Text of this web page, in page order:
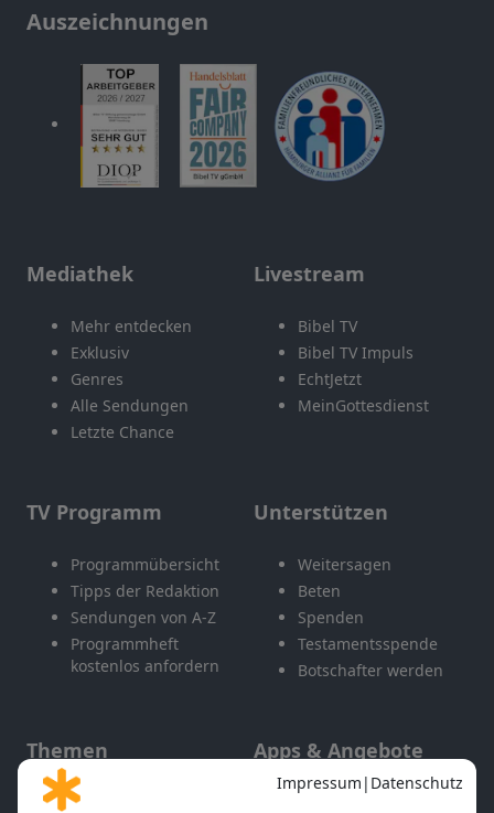
Auszeichnungen
Mediathek
Mehr entdecken
Exklusiv
Genres
Alle Sendungen
Letzte Chance
Livestream
Bibel TV
Bibel TV Impuls
EchtJetzt
MeinGottesdienst
TV Programm
Programmübersicht
Tipps der Redaktion
Sendungen von A-Z
Programmheft
kostenlos anfordern
Unterstützen
Weitersagen
Beten
Spenden
Testamentsspende
Botschafter werden
Themen
Gott und Bibel erklärt
Apps & Angebote